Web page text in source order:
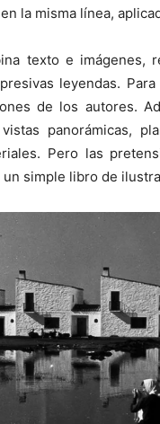
la misma línea,
texto e imágenes,
leyendas.
de los autores.
panorámicas,
Pero las
simple libro de